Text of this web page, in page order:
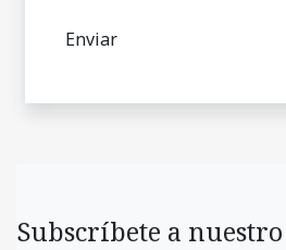
Subscríbete a